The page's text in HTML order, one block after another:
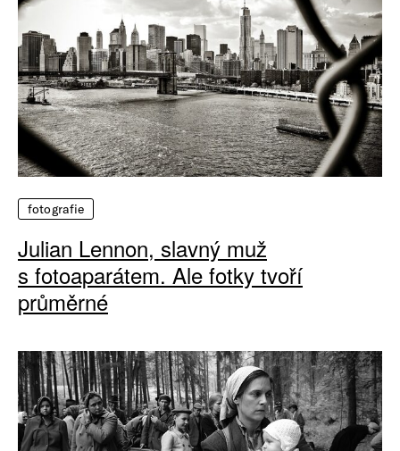
fotografie
Julian Lennon, slavný muž
s fotoaparátem. Ale fotky tvoří
průměrné